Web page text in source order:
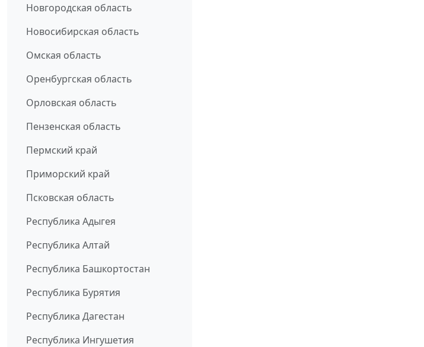
Новгородская область
Новосибирская область
Омская область
Оренбургская область
Орловская область
Пензенская область
Пермский край
Приморский край
Псковская область
Республика Адыгея
Республика Алтай
Республика Башкортостан
Республика Бурятия
Республика Дагестан
Республика Ингушетия